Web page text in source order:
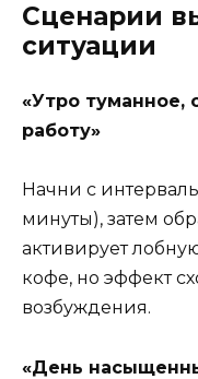
Сценарии
ситуации
«Утро туманное,
работу»
Начни с
минуты), затем
активирует
кофе, но эффект
возбуждения.
«День